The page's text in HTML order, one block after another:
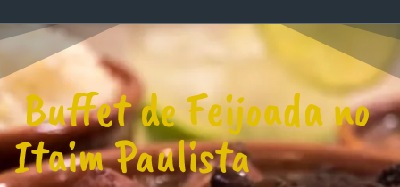
Buffet de Feijoada no
Itaim Paulista